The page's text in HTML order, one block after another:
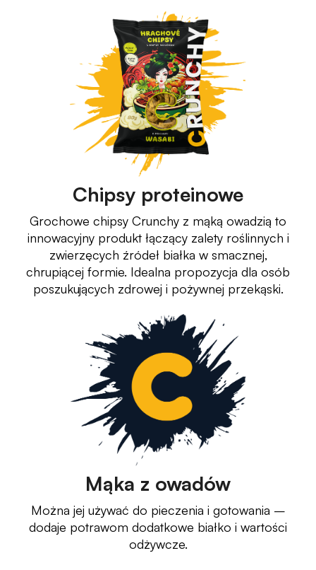
Chipsy proteinowe
Grochowe chipsy Crunchy z mąką owadzią to
innowacyjny produkt łączący zalety roślinnych i
zwierzęcych źródeł białka w smacznej,
chrupiącej formie. Idealna propozycja dla osób
poszukujących zdrowej i pożywnej przekąski.
Mąka z owadów
Można jej używać do pieczenia i gotowania –
dodaje potrawom dodatkowe białko i wartości
odżywcze.